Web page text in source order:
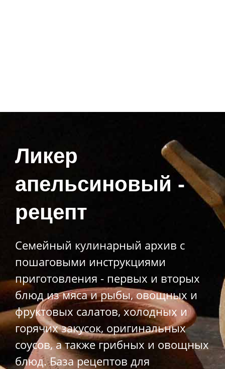
Ликер
апельсиновый -
рецепт
Семейный кулинарный архив с
пошаговыми инструкциями
приготовления - первых и вторых
блюд из мяса и рыбы, овощных и
фруктовых салатов, холодных и
горячих закусок, оригинальных
соусов, а также грибных и овощных
блюд. База рецептов для